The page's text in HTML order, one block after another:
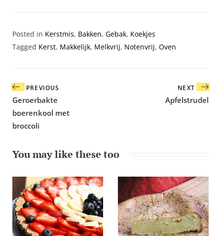
Posted in Kerstmis, Bakken, Gebak, Koekjes
Tagged Kerst, Makkelijk, Melkvrij, Notenvrij, Oven
Bericht
navigatie
PREVIOUS
Geroerbakte
boerenkool met
broccoli
NEXT
Apfelstrudel
You may like these too